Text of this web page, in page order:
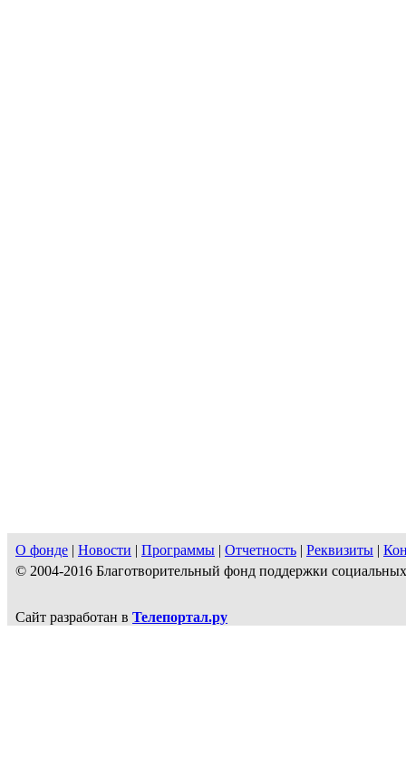
О фонде | Новости | Программы | Отчетность | Реквизиты |
© 2004-2016 Благотворительный фонд поддержки
Сайт разработан в Телепортал.ру